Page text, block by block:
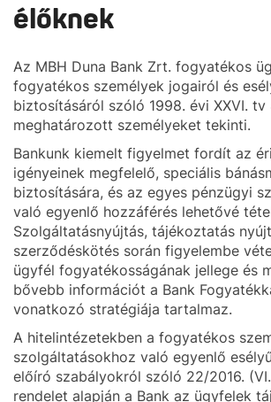
élőknek
Az MBH Duna Bank Zrt. fogyatékos
fogyatékos személyek jogairól és
biztosításáról szóló 1998. évi XXVI.
meghatározott személyeket tekinti.
Bankunk kiemelt figyelmet fordít az
igényeinek megfelelő, speciális
biztosítására, és az egyes pénzügyi
való egyenlő hozzáférés lehetővé
Szolgáltatásnyújtás, tájékoztatás
szerződéskötés során figyelembe
ügyfél fogyatékosságának jellege és
bővebb információt a Bank
vonatkozó stratégiája tartalmaz.
A hitelintézetekben a fogyatékos
szolgáltatásokhoz való egyenlő
előíró szabályokról szóló 22/2016.
rendelet alapján a Bank az ügyfelek